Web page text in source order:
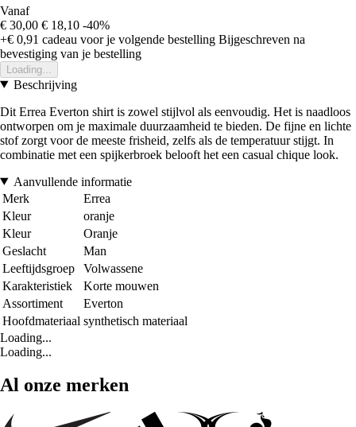
Vanaf
€ 30,00 € 18,10 -40%
+€ 0,91 cadeau voor je volgende bestelling Bijgeschreven na
bevestiging van je bestelling
Loading...
Beschrijving
Dit Errea Everton shirt is zowel stijlvol als eenvoudig. Het is naadloos
ontworpen om je maximale duurzaamheid te bieden. De fijne en lichte
stof zorgt voor de meeste frisheid, zelfs als de temperatuur stijgt. In
combinatie met een spijkerbroek belooft het een casual chique look.
Aanvullende informatie
Merk
Errea
Kleur
oranje
Kleur
Oranje
Geslacht
Man
Leeftijdsgroep
Volwassene
Karakteristiek
Korte mouwen
Assortiment
Everton
Hoofdmateriaal synthetisch materiaal
Loading...
Loading...
Al onze merken